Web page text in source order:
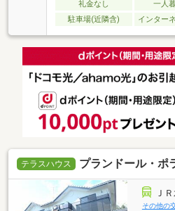
礼金なし 一人
駐車場(近隣含)
インター
テラスハウス プランドール・
Ｊ
その他の